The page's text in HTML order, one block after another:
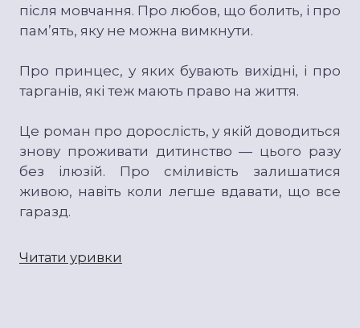
після мовчання. Про любов, що болить, і про
пам’ять, яку не можна вимкнути.
Про принцес, у яких бувають вихідні, і про
тарганів, які теж мають право на життя.
Це роман про дорослість, у якій доводиться
знову проживати дитинство — цього разу
без ілюзій. Про сміливість залишатися
живою, навіть коли легше вдавати, що все
гаразд.
Читати уривки